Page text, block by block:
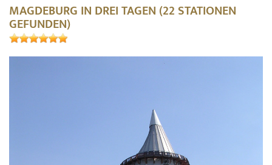
MAGDEBURG IN DREI TAGEN (22 STATIONEN
GEFUNDEN)